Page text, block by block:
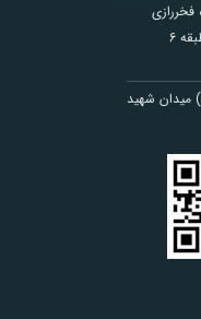
جنب بانک ملت ساختمان پارسا طبقه 6
میدان شهید